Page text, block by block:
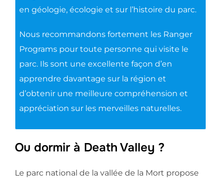
en géologie, écologie et sur l’histoire du parc.
Nous recommandons fortement les Ranger
Programs pour toute personne qui visite le
parc. Ils sont une excellente façon d’en
apprendre davantage sur la région et
d’obtenir une meilleure compréhension et
appréciation sur les merveilles naturelles.
Ou dormir à Death Valley ?
Le parc national de la vallée de la Mort propose